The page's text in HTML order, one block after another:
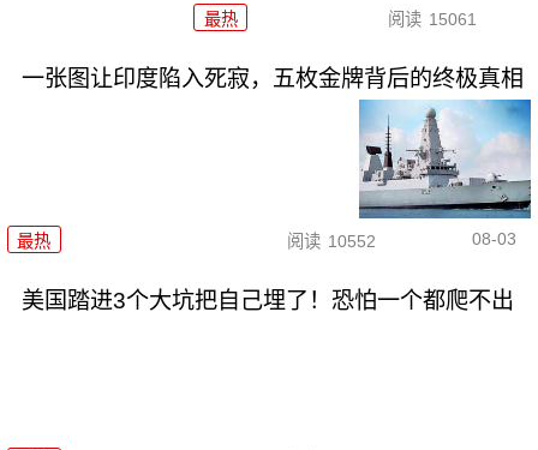
最热 阅读 15061
一张图让印度陷入死寂，五枚金牌背后的终极真相
最热 阅读 10552 08-03
美国踏进3个大坑把自己埋了！恐怕一个都爬不出